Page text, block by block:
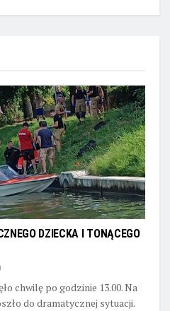
DZIECKA I TONĄCEGO
chwilę po godzinie 13.00. Na
do dramatycznej sytuacji.